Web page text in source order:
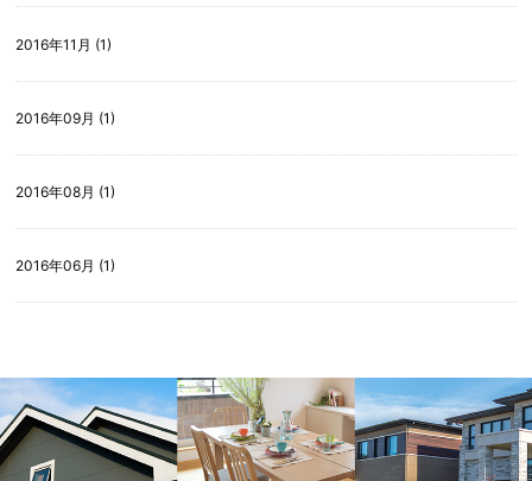
2016年11月 (1)
2016年09月 (1)
2016年08月 (1)
2016年06月 (1)